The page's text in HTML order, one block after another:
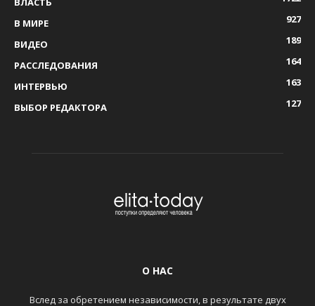
В МИРЕ
927
ВИДЕО
189
РАССЛЕДОВАНИЯ
164
ИНТЕРВЬЮ
163
ВЫБОР РЕДАКТОРА
127
О НАС
Вслед за обретением независимости, в результате двух